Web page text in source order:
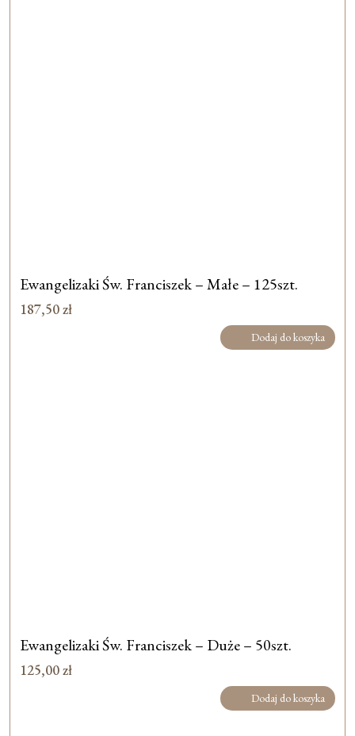
Ewangelizaki Św. Franciszek – Małe – 125szt.
187,50zł
Dodaj do koszyka
Ewangelizaki Św. Franciszek – Duże – 50szt.
125,00zł
Dodaj do koszyka